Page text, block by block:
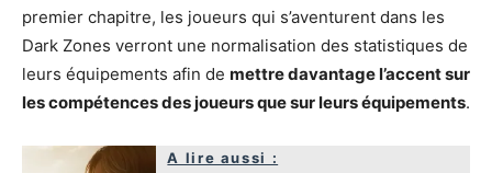
premier chapitre, les joueurs qui s’aventurent dans les
Dark Zones verront une normalisation des statistiques de
leurs équipements afin de mettre davantage l’accent sur
les compétences des joueurs que sur leurs équipements.
A lire aussi :